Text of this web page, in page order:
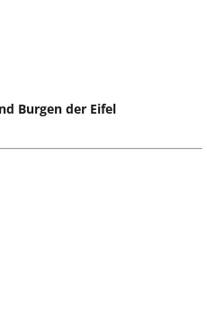
Burgen der Eifel